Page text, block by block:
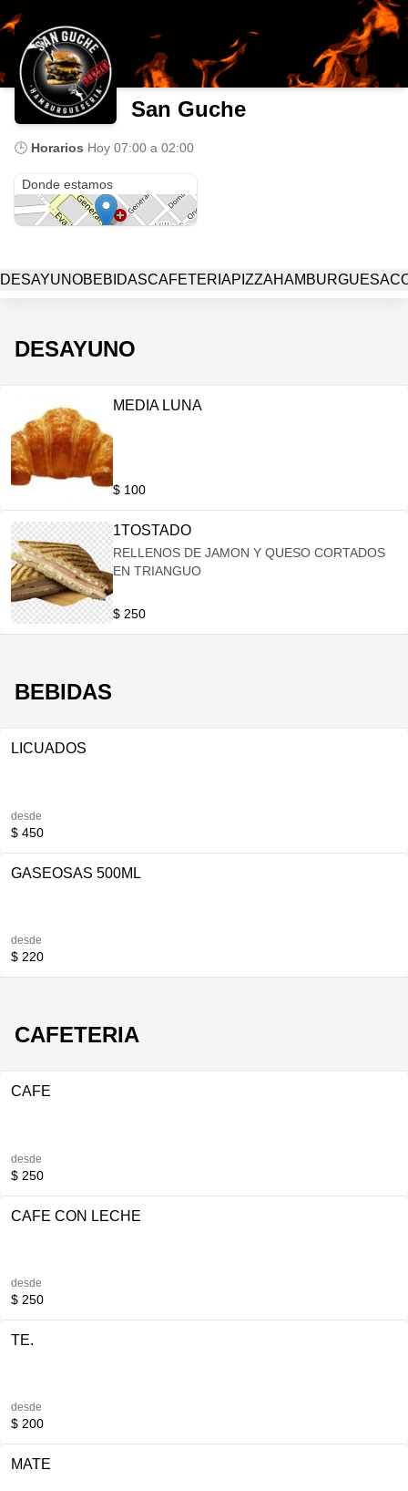
San Guche
🕒 Horarios Hoy 07:00 a 02:00
Donde estamos
DESAYUNOBEBIDASCAFETERIAPIZZAHAMBURGUESA
DESAYUNO
MEDIA LUNA
$ 100
1TOSTADO
RELLENOS DE JAMON Y QUESO CORTADOS
EN TRIANGUO
$ 250
BEBIDAS
LICUADOS
desde
$ 450
GASEOSAS 500ML
desde
$ 220
CAFETERIA
CAFE
desde
$ 250
CAFE CON LECHE
desde
$ 250
TE.
desde
$ 200
MATE